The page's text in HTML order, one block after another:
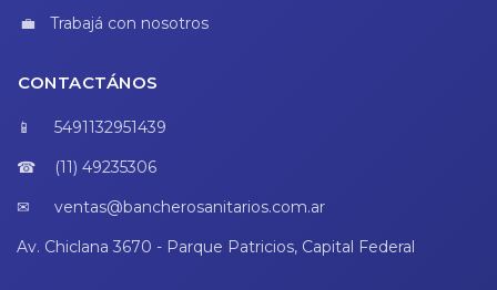
Trabajá con nosotros
CONTACTÁNOS
5491132951439
(11) 49235306
ventas@bancherosanitarios.com.ar
Av. Chiclana 3670 - Parque Patricios, Capital Federal